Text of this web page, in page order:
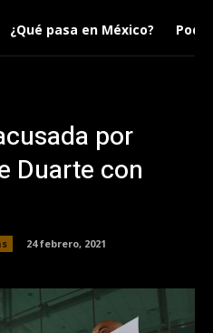
¿Qué pasa en México?
por
Duarte con
24 febrero, 2021